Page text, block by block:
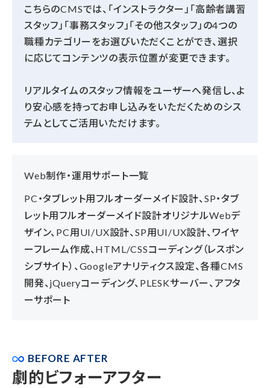
こちらのCMSでは、「インストラクター」「高齢者講習
スタッフ」「事務スタッフ」「その他スタッフ」の4つの
職種カテゴリーをお選びいただくことができ、選択
に応じてコンテンツの表示位置が変更できます。
リアルタイムのスタッフ情報をユーザーへ発信し、よ
り安心感を持ってお申し込みをいただくためのシス
テムとしてご活用いただけます。
Web制作・運用サポート一覧
PC・タブレット用フルオーダーメイド設計、SP・タブ
レット用フルオーダーメイド設計オリジナルWebデ
ザイン、PC用UI/UX設計、SP用UI/UX設計、ワイヤ
ーフレーム作成、HTML/CSSコーディング（レスポン
シブサイト）、Googleアナリティクス設定、各種CMS
開発、jQueryコーディング、PLESKサーバー、アフタ
ーサポート
BEFORE AFTER
劇的ビフォーアフター